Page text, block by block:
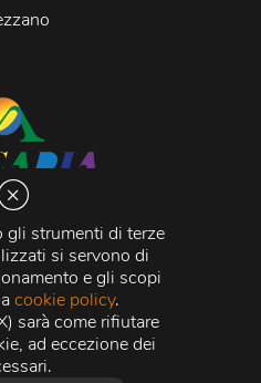
gli strumenti di terze
si servono di
e gli scopi
cookie policy.
sarà come rifiutare
ad eccezione dei
Libertà 20066 Melzo (MI)
Milano n. 1427910
Milano n. 338392 -
| Capitale Sociale
i.v.
S.r.l. 2026 © Tutti i diritti